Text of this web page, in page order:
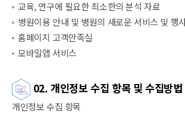
교육, 연구에 필요한 최소한의 분석 자료
병원이용 안내 및 병원의 새로운 서비스 및 행
홈페이지 고객만족실
모바일앱 서비스
02. 개인정보 수집 항목 및 수집방법
개인정보 수집 항목